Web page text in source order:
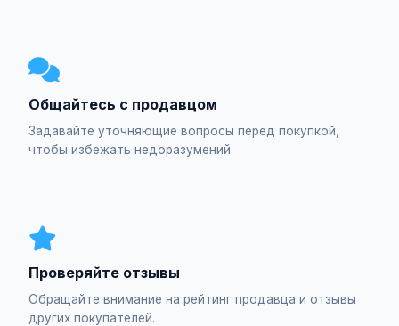
Общайтесь с продавцом
Задавайте уточняющие вопросы перед покупкой,
чтобы избежать недоразумений.
Проверяйте отзывы
Обращайте внимание на рейтинг продавца и отзывы
других покупателей.